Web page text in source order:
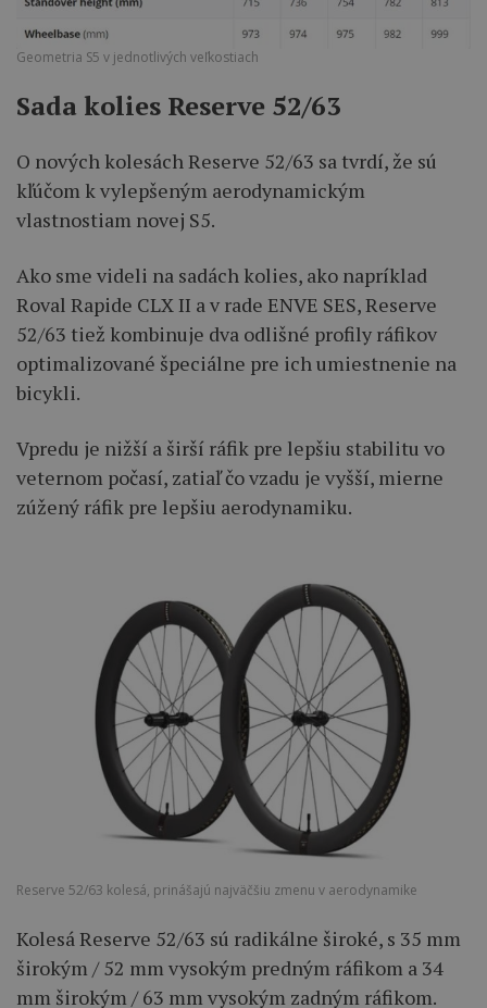
Geometria S5 v jednotlivých veľkostiach
Sada kolies Reserve 52/63
O nových kolesách Reserve 52/63 sa tvrdí, že sú
kľúčom k vylepšeným aerodynamickým
vlastnostiam novej S5.
Ako sme videli na sadách kolies, ako napríklad
Roval Rapide CLX II a v rade ENVE SES, Reserve
52/63 tiež kombinuje dva odlišné profily ráfikov
optimalizované špeciálne pre ich umiestnenie na
bicykli.
Vpredu je nižší a širší ráfik pre lepšiu stabilitu vo
veternom počasí, zatiaľ čo vzadu je vyšší, mierne
zúžený ráfik pre lepšiu aerodynamiku.
Reserve 52/63 kolesá, prinášajú najväčšiu zmenu v aerodynamike
Kolesá Reserve 52/63 sú radikálne široké, s 35 mm
širokým / 52 mm vysokým predným ráfikom a 34
mm širokým / 63 mm vysokým zadným ráfikom.